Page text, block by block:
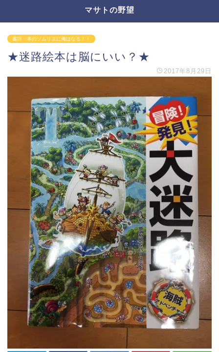
マサトの野望
書評：本のソムリエに俺はなる！！
★迷路絵本は脳にいい？★
2017年8月29日